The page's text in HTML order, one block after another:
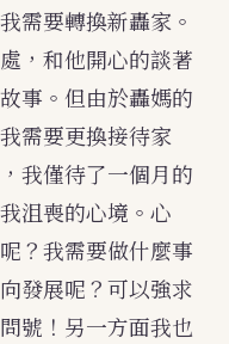
需要轉換新轟家。
，和他開心的談著
事。但由於轟媽的
需要更換接待家
我僅待了一個月的
沮喪的心境。心
？我需要做什麼事
發展呢？可以強求
號！另一方面我也